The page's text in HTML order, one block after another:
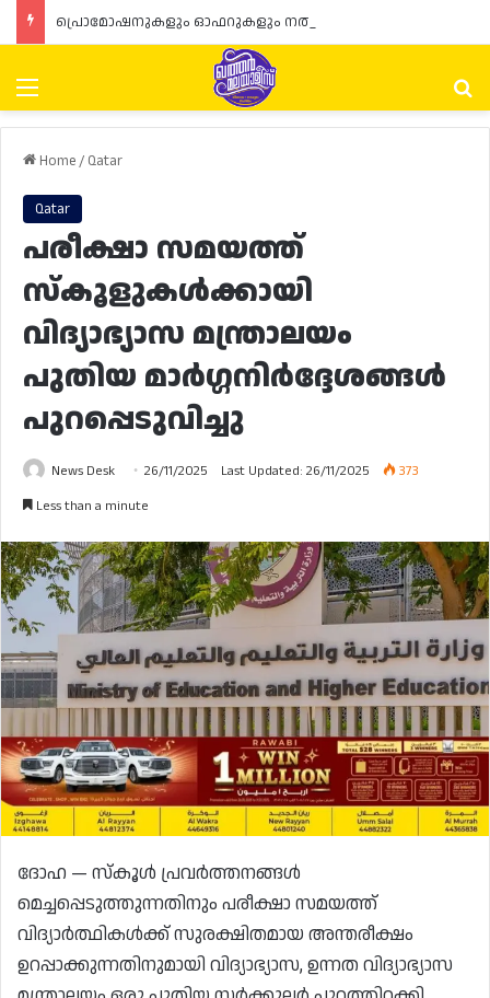
Menu
Home/ Qatar
Qatar
പരീക്ഷാ സമയത്ത്
സ്‌കൂളുകൾക്കായി
വിദ്യാഭ്യാസ മന്ത്രാലയം
പുതിയ മാർഗ്ഗനിർദ്ദേശങ്ങൾ
പുറപ്പെടുവിച്ചു
News Desk 26/11/2025 Last Updated: 26/11/2025
373
Less than a minute
ദോഹ — സ്കൂൾ പ്രവർത്തനങ്ങൾ
മെച്ചപ്പെടുത്തുന്നതിനും പരീക്ഷാ സമയത്ത്
വിദ്യാർത്ഥികൾക്ക് സുരക്ഷിതമായ അന്തരീക്ഷം
ഉറപ്പാക്കുന്നതിനുമായി വിദ്യാഭ്യാസ, ഉന്നത വിദ്യാഭ്യാസ